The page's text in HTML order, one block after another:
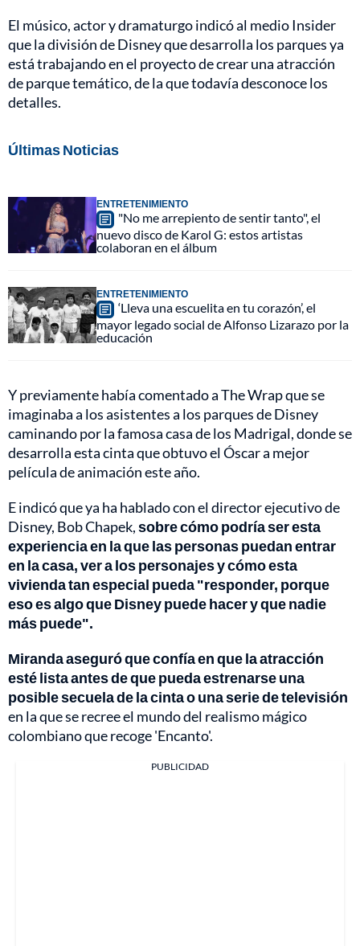
El músico, actor y dramaturgo indicó al medio Insider
que la división de Disney que desarrolla los parques ya
está trabajando en el proyecto de crear una atracción
de parque temático, de la que todavía desconoce los
detalles.
Últimas Noticias
ENTRETENIMIENTO
"No me arrepiento de sentir tanto", el
nuevo disco de Karol G: estos artistas
colaboran en el álbum
ENTRETENIMIENTO
‘Lleva una escuelita en tu corazón’, el
mayor legado social de Alfonso Lizarazo por la
educación
Y previamente había comentado a The Wrap que se
imaginaba a los asistentes a los parques de Disney
caminando por la famosa casa de los Madrigal, donde se
desarrolla esta cinta que obtuvo el Óscar a mejor
película de animación este año.
E indicó que ya ha hablado con el director ejecutivo de
Disney, Bob Chapek,sobre cómo podría ser esta
experiencia en la que las personas puedan entrar
en la casa, ver a los personajes y cómo esta
vivienda tan especial pueda "responder, porque
eso es algo que Disney puede hacer y que nadie
más puede".
Miranda aseguró que confía en que la atracción
esté lista antes de que pueda estrenarse una
posible secuela de la cinta o una serie de televisión
en la que se recree el mundo del realismo mágico
colombiano que recoge 'Encanto'.
PUBLICIDAD